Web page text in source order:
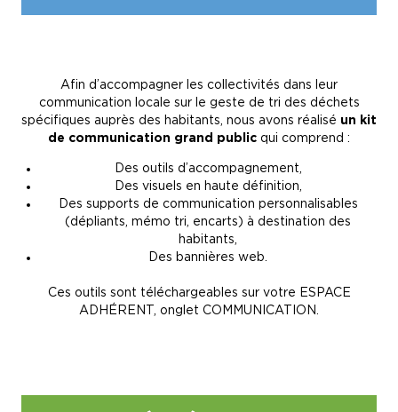
Afin d’accompagner les collectivités dans leur
communication locale sur le geste de tri des déchets
spécifiques auprès des habitants, nous avons réalisé un kit
de communication grand public qui comprend :
Des outils d’accompagnement,
Des visuels en haute définition,
Des supports de communication personnalisables
(dépliants, mémo tri, encarts) à destination des
habitants,
Des bannières web.
Ces outils sont téléchargeables sur votre ESPACE
ADHÉRENT, onglet COMMUNICATION.